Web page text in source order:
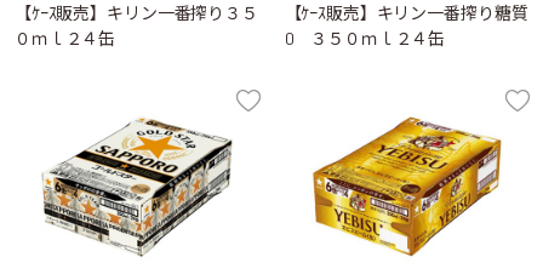
【ｹｰｽ販売】キリン一番搾り３５
０ｍｌ２４缶
【ｹｰｽ販売】キリン一番搾り糖質
0 ３５０ｍｌ２４缶